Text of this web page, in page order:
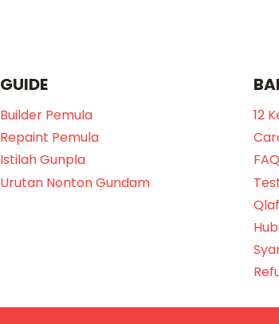
GUIDE
Builder Pemula
Repaint Pemula
Istilah Gunpla
Urutan Nonton Gundam
12
FAQ